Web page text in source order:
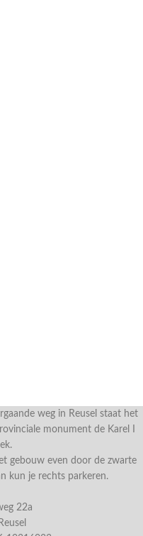
weg in Reusel staat het
monument de Karel I
gebouw even door de zwarte
kun je rechts parkeren.
22a